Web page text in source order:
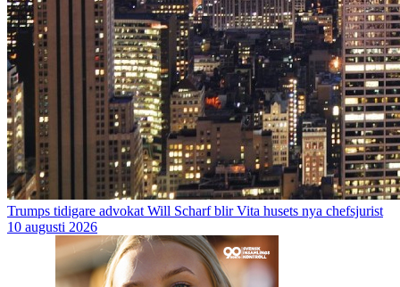
Trumps tidigare advokat Will Scharf blir Vita husets nya chefsjurist
10 augusti 2026